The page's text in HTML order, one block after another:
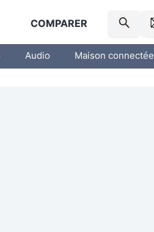
COMPARER
Audio Maison connectée